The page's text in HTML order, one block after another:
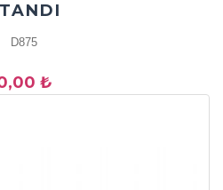
D875
₺